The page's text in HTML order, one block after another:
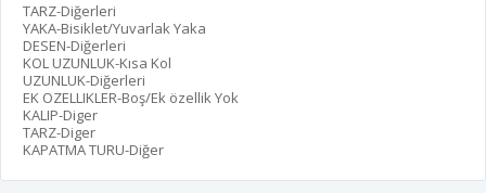
TARZ-Diğerleri
YAKA-Bisiklet/Yuvarlak Yaka
DESEN-Diğerleri
KOL UZUNLUK-Kısa Kol
UZUNLUK-Diğerleri
EK OZELLIKLER-Boş/Ek özellik Yok
KALIP-Diger
TARZ-Diger
KAPATMA TURU-Diğer